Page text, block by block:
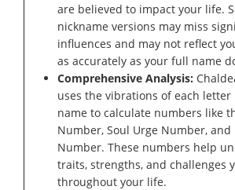
are believed to impact your life.
nickname versions may miss
influences and may not reflect
as accurately as your full name
Comprehensive Analysis:
uses the vibrations of each
name to calculate numbers like
Number, Soul Urge Number, and
Number. These numbers help
traits, strengths, and challenges
throughout your life.